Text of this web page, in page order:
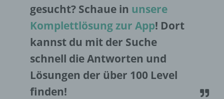
gesucht? Schaue in unsere
Komplettlösung zur App! Dort
kannst du mit der Suche
schnell die Antworten und
Lösungen der über 100 Level
finden!